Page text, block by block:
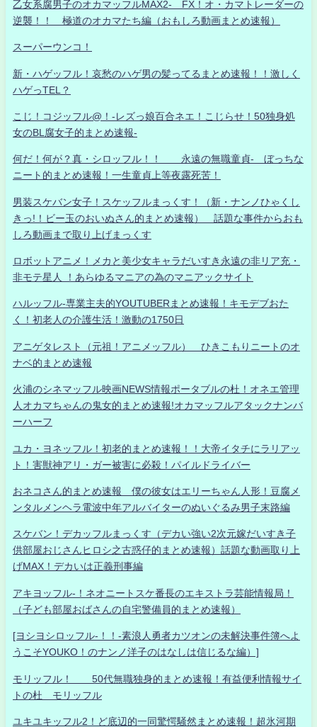
乙女系腐男子のオカマッフルMAX2- FX！オ・カマトレーダーの
逆襲！！ 極道のオカマたち編（おもしろ動画まとめ速報）
スーパーウンコ！
新・ハゲッフル！哀愁のハゲ男の髪ってるまとめ速報！！激しく
ハゲっTEL？
こじ！コジッフル@！-レズっ娘百合ネエ！こじらせ！50独身処
女のBL腐女子的まとめ速報-
何だ！何が？真・シロッフル！！ 永遠の無職童貞- ぼっちな
ニート的まとめ速報！一生童貞上等夜露死苦！
男装スケバン女子！スケッフルまっくす！（新・ナンノひゃくし
きっ!！ビー玉のおいぬさん的まとめ速報） 話題な事件からおも
しろ動画まで取り上げまっくす
ロボットアニメ！メカと美少女キャラだいすき永遠の非リア充・
非モテ星人 ！あらゆるマニアの為のマニアックサイト
ハルッフル-専業主夫的YOUTUBERまとめ速報！キモデブおた
く！初老人の介護生活！激動の1750日
アニゲタレスト（元祖！アニメッフル） ひきこもりニートのオ
ナベ的まとめ速報
火浦のシネマッフル映画NEWS情報ポータブルの杜！オネエ管理
人オカマちゃんの鬼女的まとめ速報!オカマッフルアタックナンバ
ーハーフ
ユカ・ヨネッフル！初老的まとめ速報！！大帝イタチにラリアッ
ト！害獣神アリ・ガー被害に必殺！パイルドライバー
おネコさん的まとめ速報 僕の彼女はエリーちゃん人形！豆腐メ
ンタルメンヘラ電波中年アルバイターのぬいぐるみ男子末路編
スケバン！デカッフルまっくす（デカい強い2次元嫁だいすき子
供部屋おじさんヒロシ之古惑仔的まとめ速報）話題な動画取り上
げMAX！デカいは正義刑事編
アキヨッフル-！ネオニートスケ番長のエキストラ芸能情報局！
（子ども部屋おばさんの自宅警備員的まとめ速報）
[ヨシヨシロッフル-！！-素浪人勇者カツオンの未解決事件簿へよ
うこそYOUKO！のナンノ洋子のはなしは信じるな編）]
モリッフル！ 50代無職独身的まとめ速報！有益便利情報サイ
トの杜 モリッフル
ユキユキッフル2！ど底辺的一同驚愕騒然まとめ速報！超氷河期